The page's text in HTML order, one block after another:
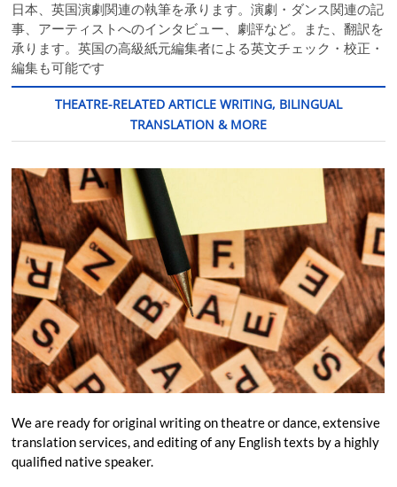
日本、英国演劇関連の執筆を承ります。演劇・ダンス関連の記
事、アーティストへのインタビュー、劇評など。また、翻訳を
承ります。英国の高級紙元編集者による英文チェック・校正・
編集も可能です
THEATRE-RELATED ARTICLE WRITING, BILINGUAL
TRANSLATION & MORE
We are ready for original writing on theatre or dance, extensive
translation services, and editing of any English texts by a highly
qualified native speaker.